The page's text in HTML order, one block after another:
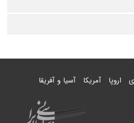
اروپا آمریکا آسیا و آفریقا